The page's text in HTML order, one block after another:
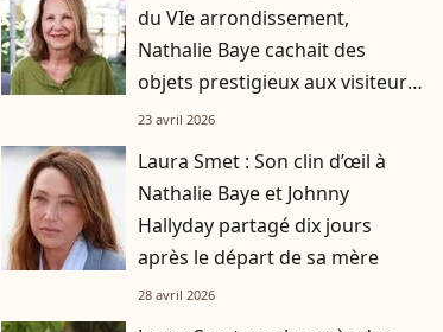
du VIe arrondissement,
Nathalie Baye cachait des
objets prestigieux aux visiteurs
: "L’humilité d’une grande
23 avril 2026
Laura Smet : Son clin d’œil à
Nathalie Baye et Johnny
Hallyday partagé dix jours
après le départ de sa mère
28 avril 2026